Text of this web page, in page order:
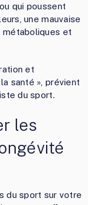
qui poussent
une mauvaise
métaboliques et
et
santé », prévient
du sport.
les
du sport sur votre